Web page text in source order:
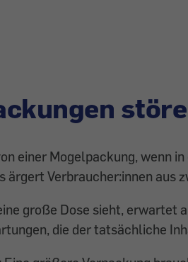
einer Mogelpackung, wenn
Verbraucher:innen aus
große Dose sieht, erwartet
die der tatsächliche